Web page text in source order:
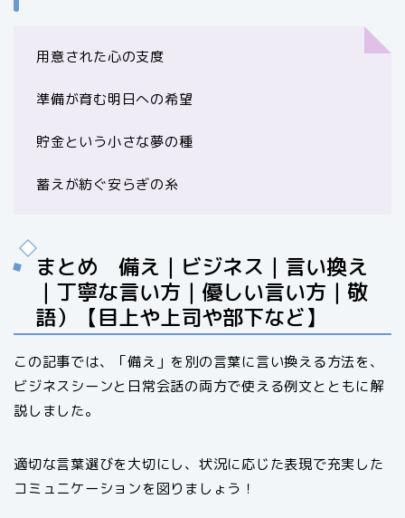
用意された心の支度
準備が育む明日への希望
貯金という小さな夢の種
蓄えが紡ぐ安らぎの糸
まとめ 備え｜ビジネス｜言い換え
｜丁寧な言い方｜優しい言い方｜敬
語）【目上や上司や部下など】
この記事では、「備え」を別の言葉に言い換える方法を、
ビジネスシーンと日常会話の両方で使える例文とともに解
説しました。
適切な言葉選びを大切にし、状況に応じた表現で充実した
コミュニケーションを図りましょう！